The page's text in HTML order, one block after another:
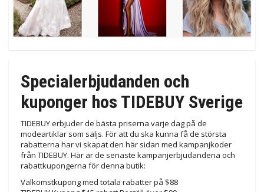
Specialerbjudanden och
kuponger hos TIDEBUY Sverige
TIDEBUY erbjuder de bästa priserna varje dag på de
modeartiklar som säljs. För att du ska kunna få de största
rabatterna har vi skapat den här sidan med kampanjkoder
från TIDEBUY. Här är de senaste kampanjerbjudandena och
rabattkupongerna för denna butik:
Välkomstkupong med totala rabatter på $88